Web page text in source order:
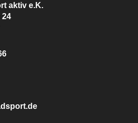
aktiv e.K.
24